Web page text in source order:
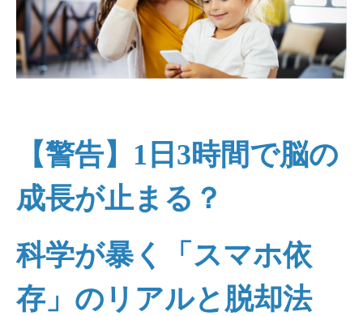
【警告】1日3時間で脳の
成長が止まる？
科学が暴く「スマホ依
存」のリアルと脱却法